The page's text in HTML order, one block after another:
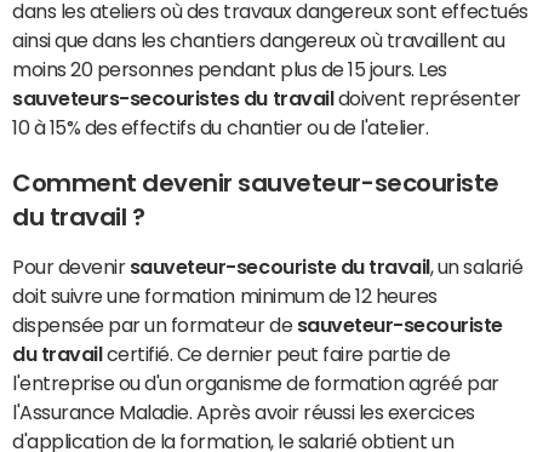
dans les ateliers où des travaux dangereux sont effectués
ainsi que dans les chantiers dangereux où travaillent au
moins 20 personnes pendant plus de 15 jours. Les
sauveteurs-secouristes du travail doivent représenter
10 à 15% des effectifs du chantier ou de l'atelier.
Comment devenir sauveteur-secouriste
du travail ?
Pour devenir sauveteur-secouriste du travail , un salarié
doit suivre une formation minimum de 12 heures
dispensée par un formateur de sauveteur-secouriste
du travail certifié. Ce dernier peut faire partie de
l'entreprise ou d'un organisme de formation agréé par
l'Assurance Maladie. Après avoir réussi les exercices
d'application de la formation, le salarié obtient un